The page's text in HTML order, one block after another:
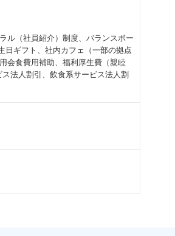
ル（社員紹介）制度、バランスボー
日ギフト、社内カフェ（一部の拠点
会食費用補助、福利厚生費（親睦
法人割引、飲食系サービス法人割